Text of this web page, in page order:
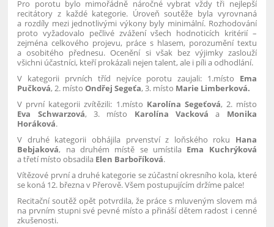
Pro porotu bylo mimořádně náročné vybrat vždy tři nejlepší
recitátory z každé kategorie. Úroveň soutěže byla vyrovnaná
a rozdíly mezi jednotlivými výkony byly minimální. Rozhodování
proto vyžadovalo pečlivé zvážení všech hodnoticích kritérií –
zejména celkového projevu, práce s hlasem, porozumění textu
a osobitého přednesu. Ocenění si však bez výjimky zaslouží
všichni účastníci, kteří prokázali nejen talent, ale i píli a odhodlání.
V kategorii prvních tříd nejvíce porotu zaujali: 1.místo Ema
Pučková, 2. místoOndřej Segeťa, 3. místo Marie Limberková.
V první kategorii zvítězili: 1.místo Karolína Segeťová, 2. místo
Eva Schwarzová, 3. místo Karolína Vacková a Monika
Horáková.
V druhé kategorii obhájila prvenství z loňského roku Hana
Bebjaková, na druhém místě se umístila Ema Kuchrýková
a třetí místo obsadila Elen Barboříková.
Vítězové první a druhé kategorie se zúčastní okresního kola, které
se koná 12. března v Přerově. Všem postupujícím držíme palce!
Recitační soutěž opět potvrdila, že práce s mluveným slovem má
na prvním stupni své pevné místo a přináší dětem radost i cenné
zkušenosti.